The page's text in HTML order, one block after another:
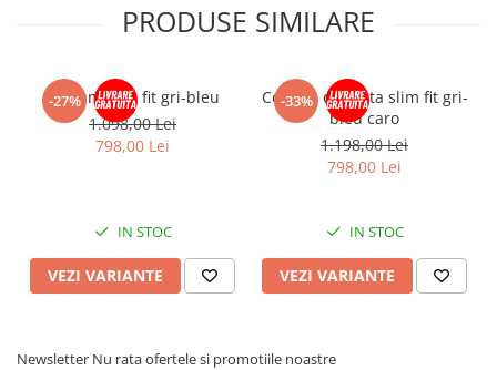
PRODUSE SIMILARE
-27%
Costum slim fit gri-bleu
1.098,00 Lei
798,00 Lei
IN STOC
VEZI VARIANTE
-33%
Costum cu vesta slim fit gri-
bleu caro
1.198,00 Lei
798,00 Lei
IN STOC
VEZI VARIANTE
Newsletter Nu rata ofertele si promotiile noastre